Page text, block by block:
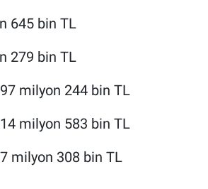
645 bin TL
279 bin TL
milyon 244 bin TL
milyon 583 bin TL
milyon 308 bin TL